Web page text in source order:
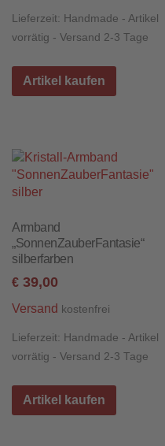
Lieferzeit: Handmade - Artikel
vorrätig - Versand 2-3 Tage
Artikel kaufen
Armband
„SonnenZauberFantasie“
silberfarben
€ 39,00
Versand kostenfrei
Lieferzeit: Handmade - Artikel
vorrätig - Versand 2-3 Tage
Artikel kaufen